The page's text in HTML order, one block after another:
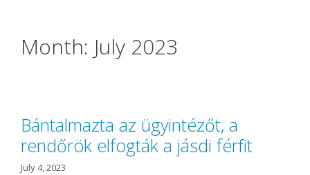
Month: July 2023
Bántalmazta az ügyintézőt, a
rendőrök elfogták a jásdi férfit
July 4, 2023